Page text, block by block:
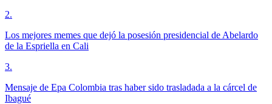
2.
Los mejores memes que dejó la posesión presidencial de Abelardo
de la Espriella en Cali
3.
Mensaje de Epa Colombia tras haber sido trasladada a la cárcel de
Ibagué